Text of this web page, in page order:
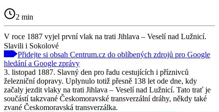
2 min
V roce 1887 vyjel první vlak na trati Jihlava – Veselí nad Lužnicí.
Slavili i Sokolové
Přidejte si obsah Centrum.cz do oblíbených zdrojů pro Google
hledání a Google zprávy
3. listopad 1887. Slavný den pro řadu cestujících i příznivců
železniční dopravy. Uplynulo totiž přesně 138 let ode dne, kdy
začaly jezdit vlaky na trati Jihlava – Veselí nad Lužnicí. Tato trať je
součástí takzvané Českomoravské transverzální dráhy, někdy také
zvané Českomoravská transverzálka.